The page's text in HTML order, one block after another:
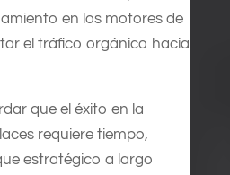
en los motores de
el tráfico orgánico hacia
que el éxito en la
requiere tiempo,
estratégico a largo